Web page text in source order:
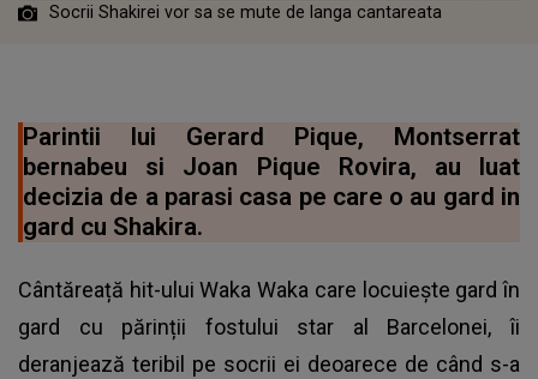
Socrii Shakirei vor sa se mute de langa cantareata
Parintii lui Gerard Pique, Montserrat
bernabeu si Joan Pique Rovira, au luat
decizia de a parasi casa pe care o au gard in
gard cu Shakira.
Cântăreață hit-ului Waka Waka care locuiește gard în
gard cu părinții fostului star al Barcelonei, îi
deranjează teribil pe socrii ei deoarece de când s-a